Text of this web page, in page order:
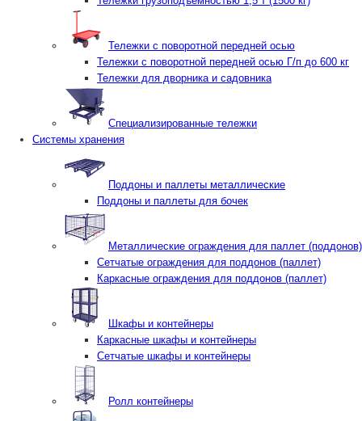
Тележки с поворотной передней осью
Тележки с поворотной передней осью Г/п до 600 кг
Тележки для дворника и садовника
Специализированные тележки
Системы хранения
Поддоны и паллеты металлические
Поддоны и паллеты для бочек
Металлические ограждения для паллет (поддонов)
Сетчатые ограждения для поддонов (паллет)
Каркасные ограждения для поддонов (паллет)
Шкафы и контейнеры
Каркасные шкафы и контейнеры
Сетчатые шкафы и контейнеры
Ролл контейнеры